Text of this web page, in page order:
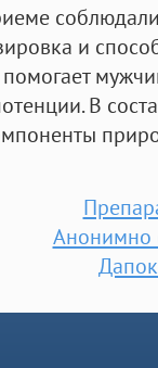
и
В
Анонимно